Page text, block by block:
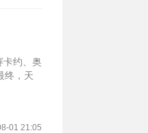
卡约、奥
终，天
01 21:05